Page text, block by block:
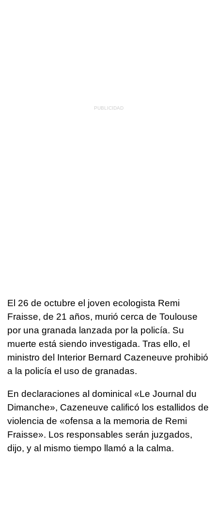
El 26 de octubre el joven ecologista Remi
Fraisse, de 21 años, murió cerca de Toulouse
por una granada lanzada por la policía. Su
muerte está siendo investigada. Tras ello, el
ministro del Interior Bernard Cazeneuve prohibió
a la policía el uso de granadas.
En declaraciones al dominical «Le Journal du
Dimanche», Cazeneuve calificó los estallidos de
violencia de «ofensa a la memoria de Remi
Fraisse». Los responsables serán juzgados,
dijo, y al mismo tiempo llamó a la calma.